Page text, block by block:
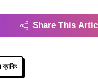
Share This